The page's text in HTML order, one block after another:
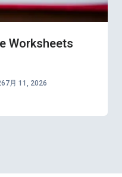
Worksheets
7月 11, 2026